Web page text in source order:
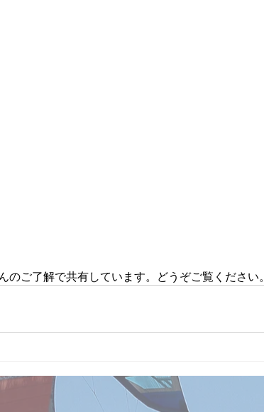
のご了解で共有しています。どうぞご覧ください。